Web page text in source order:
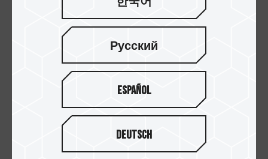
【1】 美國發明專利 (證書號：US11051392B2)、台灣發明專利 (證書號：
I703921)、中國新型專利 (證號：CN 211019739 U)。
Русский
Español
Deutsch